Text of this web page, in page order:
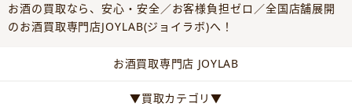
お酒の買取なら、安心・安全／お客様負担ゼロ／全国店舗展開
のお酒買取専門店JOYLAB(ジョイラボ)へ！
お酒買取専門店 JOYLAB
▼買取カテゴリ▼